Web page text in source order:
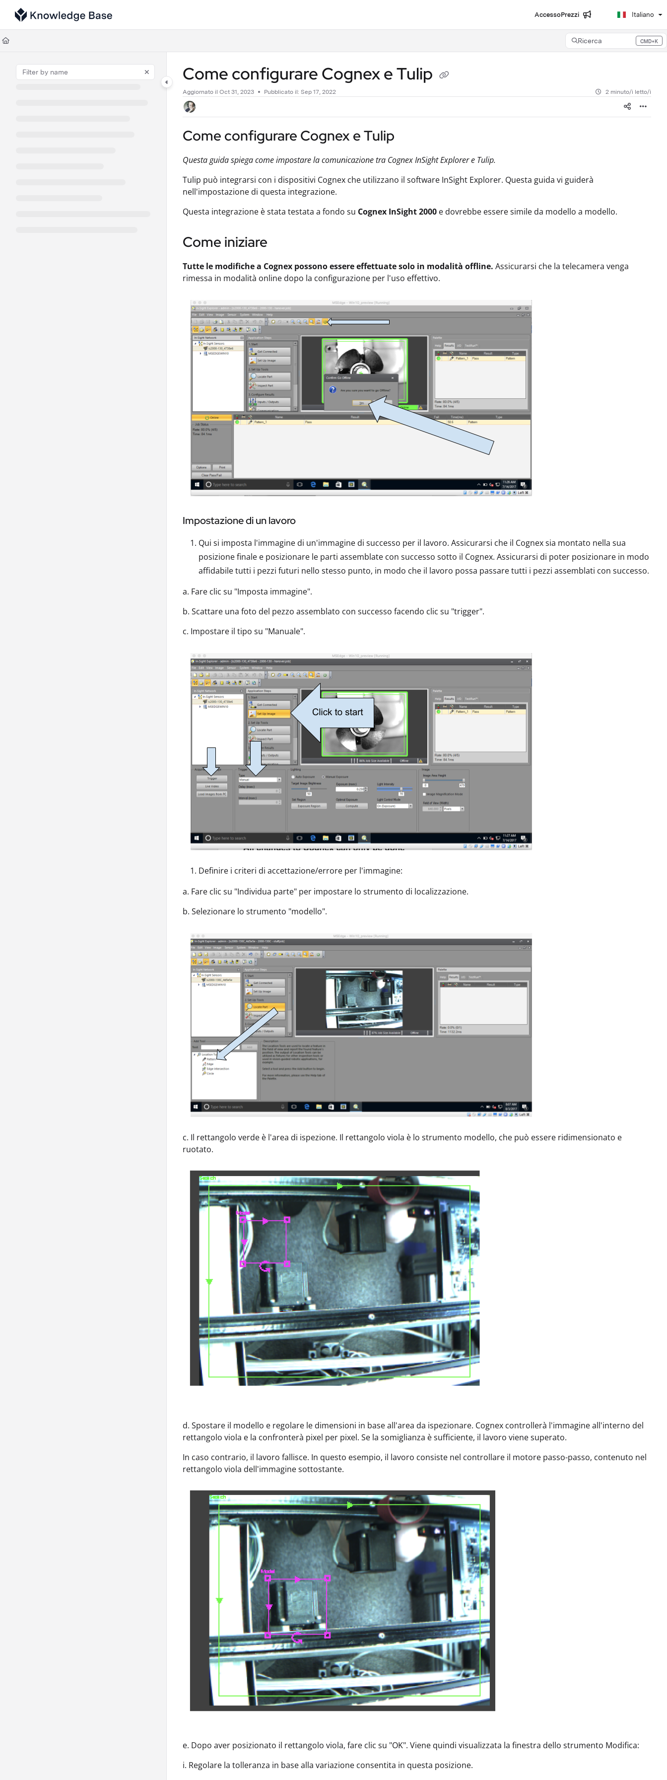
Documentation Index
Fetch the complete documentation index at:
Use this file to discover all available pages before exploring further.
AccessoPrezzi Italiano
Ricerca CMD+K
Press CMD+K to open search
Come configurare Cognex e Tulip
Aggiornato il Oct 31, 2023 Pubblicato il: Sep 17, 2022 2 minuto/i letto/i
Come configurare Cognex e Tulip
Questa guida spiega come impostare la comunicazione tra Cognex InSight Explorer e Tulip.
Tulip può integrarsi con i dispositivi Cognex che utilizzano il software InSight Explorer. Questa guida vi guiderà
nell'impostazione di questa integrazione.
Questa integrazione è stata testata a fondo su Cognex InSight 2000 e dovrebbe essere simile da modello a modello.
Come iniziare
Tutte le modifiche a Cognex possono essere effettuate solo in modalità offline. Assicurarsi che la telecamera venga
rimessa in modalità online dopo la configurazione per l'uso effettivo.
Impostazione di un lavoro
Qui si imposta l'immagine di un'immagine di successo per il lavoro. Assicurarsi che il Cognex sia montato nella sua
posizione finale e posizionare le parti assemblate con successo sotto il Cognex. Assicurarsi di poter posizionare in modo
affidabile tutti i pezzi futuri nello stesso punto, in modo che il lavoro possa passare tutti i pezzi assemblati con successo.
a. Fare clic su "Imposta immagine".
b. Scattare una foto del pezzo assemblato con successo facendo clic su "trigger".
c. Impostare il tipo su "Manuale".
Definire i criteri di accettazione/errore per l'immagine:
a. Fare clic su "Individua parte" per impostare lo strumento di localizzazione.
b. Selezionare lo strumento "modello".
c. Il rettangolo verde è l'area di ispezione. Il rettangolo viola è lo strumento modello, che può essere ridimensionato e
ruotato.
d. Spostare il modello e regolare le dimensioni in base all'area da ispezionare. Cognex controllerà l'immagine all'interno del
rettangolo viola e la confronterà pixel per pixel. Se la somiglianza è sufficiente, il lavoro viene superato.
In caso contrario, il lavoro fallisce. In questo esempio, il lavoro consiste nel controllare il motore passo-passo, contenuto nel
rettangolo viola dell'immagine sottostante.
e. Dopo aver posizionato il rettangolo viola, fare clic su "OK". Viene quindi visualizzata la finestra dello strumento Modifica:
i. Regolare la tolleranza in base alla variazione consentita in questa posizione.